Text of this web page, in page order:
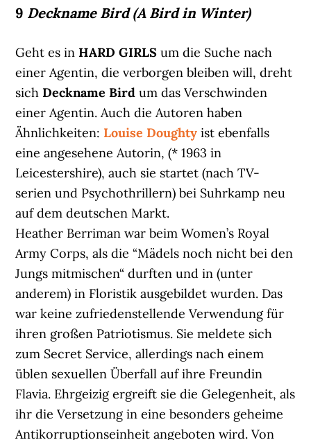
9 Deckname Bird (A Bird in Winter)
Geht es inHARD GIRLS um die Suche nach
einer Agentin, die verborgen bleiben will, dreht
sichDeckname Bird um das Verschwinden
einer Agentin. Auch die Autoren haben
Ähnlichkeiten: Louise Doughty ist ebenfalls
eine angesehene Autorin, (* 1963 in
Leicestershire), auch sie startet (nach TV-
serien und Psychothrillern) bei Suhrkamp neu
auf dem deutschen Markt.
Heather Berriman war beim Women’s Royal
Army Corps, als die “Mädels noch nicht bei den
Jungs mitmischen“ durften und in (unter
anderem) in Floristik ausgebildet wurden. Das
war keine zufriedenstellende Verwendung für
ihren großen Patriotismus. Sie meldete sich
zum Secret Service, allerdings nach einem
üblen sexuellen Überfall auf ihre Freundin
Flavia. Ehrgeizig ergreift sie die Gelegenheit, als
ihr die Versetzung in eine besonders geheime
Antikorruptionseinheit angeboten wird. Von